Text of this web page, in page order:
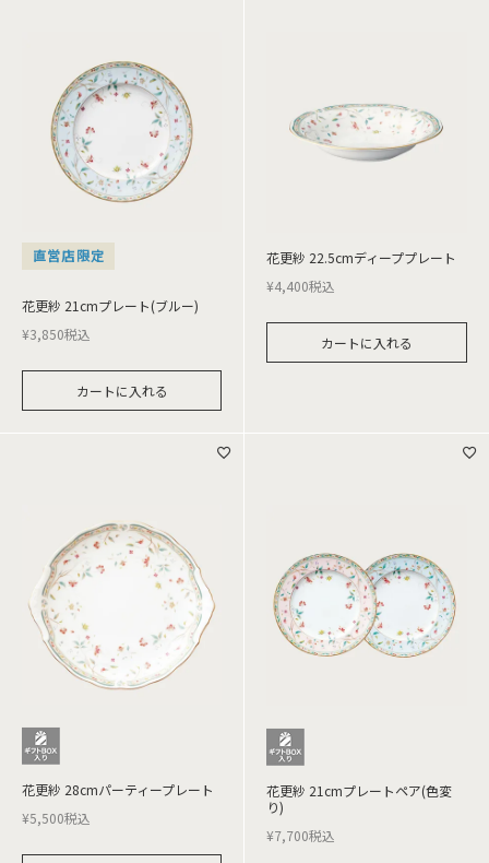
直営店限定
花更紗 21cmプレート(ブルー)
¥3,850税込
カートに入れる
花更紗 22.5cmディーププレート
¥4,400税込
カートに入れる
花更紗 28cmパーティープレート
¥5,500税込
花更紗 21cmプレートペア(色変
り)
¥7,700税込